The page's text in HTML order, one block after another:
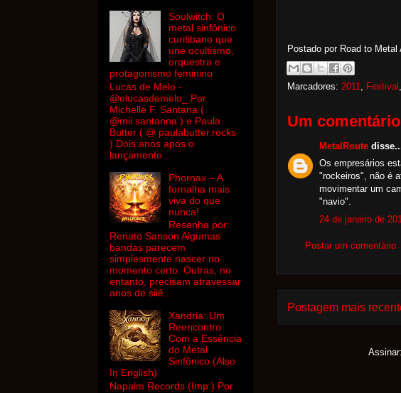
Postado por Road to Metal
Marcadores: 2011 Festival
Um
MetalRoute
Os empresários
"rockeiros", não é
movimentar um
"navio".
24 de janeiro de
Postar um comentário
Postagem mais
Assinar:
Soulwitch: O
metal sinfônico
curitibano que
une ocultismo,
orquestra e
protagonismo feminino
Lucas de Melo -
@olucasdemelo_ Por
Michelle F. Santana (
@mii.santanna ) e Paula
Butter ( @ paulabutter.rocks
) Dois anos após o
lançamento...
Phornax – A
fornalha mais
viva do que
nunca!
Resenha por:
Renato Sanson Algumas
bandas parecem
simplesmente nascer no
momento certo. Outras, no
entanto, precisam atravessar
anos de silê...
Xandria: Um
Reencontro
Com a Essência
do Metal
Sinfônico (Also
In English)
Napalm Records (Imp.) Por